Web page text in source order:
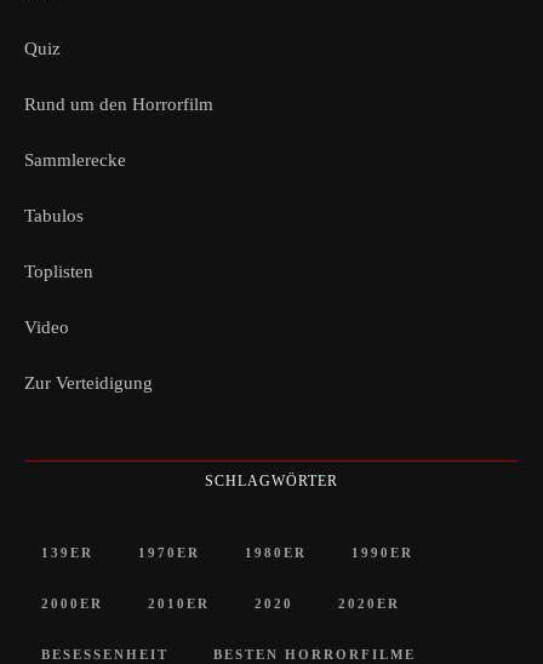
Quiz
Rund um den Horrorfilm
Sammlerecke
Tabulos
Toplisten
Video
Zur Verteidigung
SCHLAGWÖRTER
139ER 1970ER 1980ER 1990ER
2000ER 2010ER 2020 2020ER
BESESSENHEIT BESTEN HORRORFILME